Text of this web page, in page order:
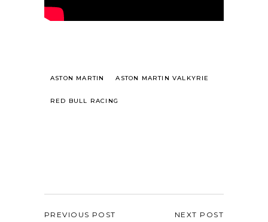
ASTON MARTIN ASTON MARTIN VALKYRIE
RED BULL RACING
PREVIOUS POST NEXT POST